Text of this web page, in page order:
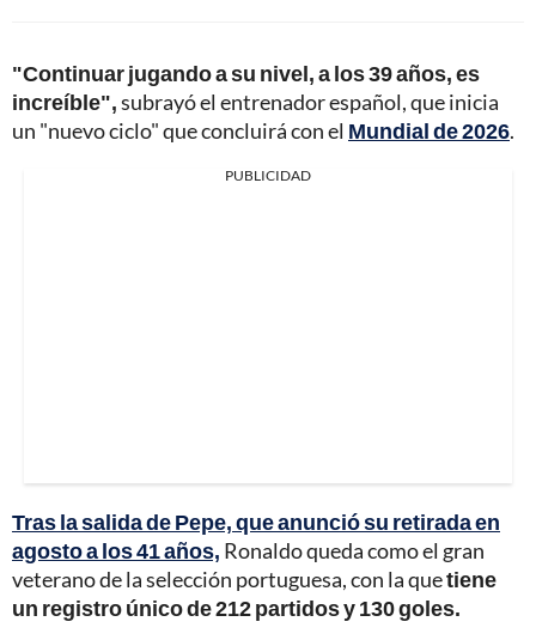
"Continuar jugando a su nivel, a los 39 años, es
increíble",subrayó el entrenador español, que inicia
un "nuevo ciclo" que concluirá con el Mundial de 2026.
PUBLICIDAD
Tras la salida de Pepe, que anunció su retirada en
agosto a los 41 años, Ronaldo queda como el gran
veterano de la selección portuguesa, con la quetiene
un registro único de 212 partidos y 130 goles.